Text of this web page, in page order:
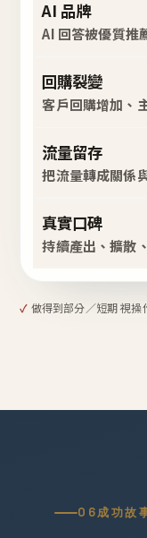
AI 品牌
AI 回答被優質推
回購裂變
客戶回購增加、
流量留存
把流量轉成關係
真實口碑
持續產出、擴散
✓ 做得到部分／短期 視操
06成功故